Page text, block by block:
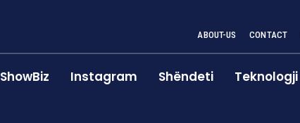
ABOUT-US CONTACT
ShowBiz Instagram Shëndeti Teknologji